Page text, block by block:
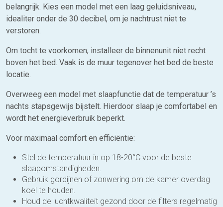
belangrijk. Kies een model met een laag geluidsniveau,
idealiter onder de 30 decibel, om je nachtrust niet te
verstoren.
Om tocht te voorkomen, installeer de binnenunit niet recht
boven het bed. Vaak is de muur tegenover het bed de beste
locatie.
Overweeg een model met slaapfunctie dat de temperatuur ’s
nachts stapsgewijs bijstelt. Hierdoor slaap je comfortabel en
wordt het energieverbruik beperkt.
Voor maximaal comfort en efficiëntie:
Stel de temperatuur in op 18-20°C voor de beste
slaapomstandigheden.
Gebruik gordijnen of zonwering om de kamer overdag
koel te houden.
Houd de luchtkwaliteit gezond door de filters regelmatig